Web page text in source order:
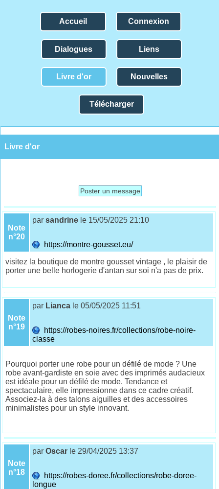
Accueil Connexion
Dialogues Liens
Livre d'or Nouvelles
Télécharger
Livre d'or
Poster un message
Note
n°20
parsandrine le 15/05/2025 21:10
https://montre-gousset.eu/
visitez la boutique de montre gousset vintage , le plaisir de
porter une belle horlogerie d'antan sur soi n'a pas de prix.
Note
n°19
par Lianca le 05/05/2025 11:51
https://robes-noires.fr/collections/robe-noire-
classe
Pourquoi porter une robe pour un défilé de mode ? Une
robe avant-gardiste en soie avec des imprimés audacieux
est idéale pour un défilé de mode. Tendance et
spectaculaire, elle impressionne dans ce cadre créatif.
Associez-la à des talons aiguilles et des accessoires
minimalistes pour un style innovant.
Note
n°18
parOscar le 29/04/2025 13:37
https://robes-doree.fr/collections/robe-doree-
longue